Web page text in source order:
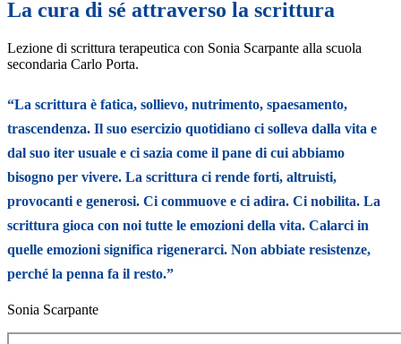
La cura di sé attraverso la scrittura
Lezione di scrittura terapeutica con Sonia Scarpante alla scuola
secondaria Carlo Porta.
“La scrittura è fatica, sollievo, nutrimento, spaesamento,
trascendenza. Il suo esercizio quotidiano ci solleva dalla vita e
dal suo iter usuale e ci sazia come il pane di cui abbiamo
bisogno per vivere. La scrittura ci rende forti, altruisti,
provocanti e generosi. Ci commuove e ci adira. Ci nobilita. La
scrittura gioca con noi tutte le emozioni della vita. Calarci in
quelle emozioni significa rigenerarci. Non abbiate resistenze,
perché la penna fa il resto.”
Sonia Scarpante